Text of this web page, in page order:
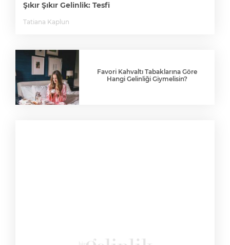
Şıkır Şıkır Gelinlik: Tesfi
Tatiana Kaplun
Favori Kahvaltı Tabaklarına Göre
Hangi Gelinliği Giymelisin?